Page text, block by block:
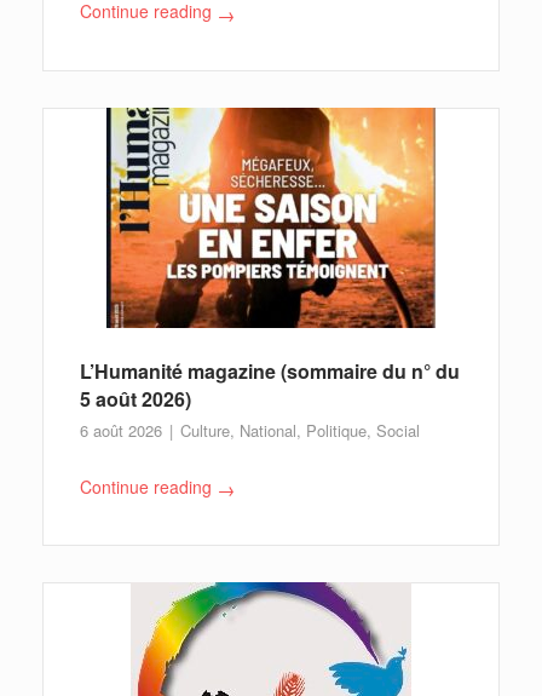
Continue reading →
L’Humanité magazine (sommaire du n° du
5 août 2026)
6 août 2026 Culture, National, Politique, Social
Continue reading →